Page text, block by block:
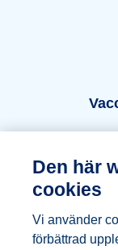
Den här
cookies
Vi använder
förbättrad